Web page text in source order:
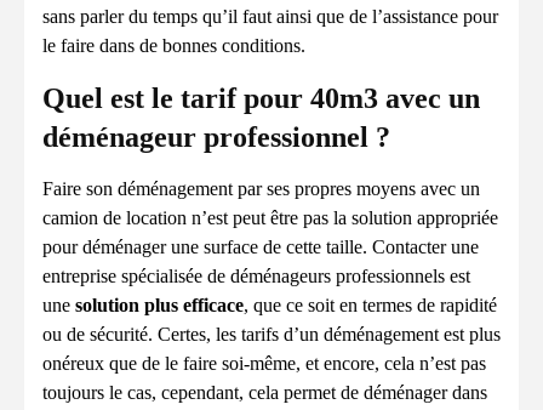
sans parler du temps qu’il faut ainsi que de l’assistance pour
le faire dans de bonnes conditions.
Quel est le tarif pour 40m3 avec un
déménageur professionnel ?
Faire son déménagement par ses propres moyens avec un
camion de location n’est peut être pas la solution appropriée
pour déménager une surface de cette taille. Contacter une
entreprise spécialisée de déménageurs professionnels est
une solution plus efficace, que ce soit en termes de rapidité
ou de sécurité. Certes, les tarifs d’un déménagement est plus
onéreux que de le faire soi-même, et encore, cela n’est pas
toujours le cas, cependant, cela permet de déménager dans